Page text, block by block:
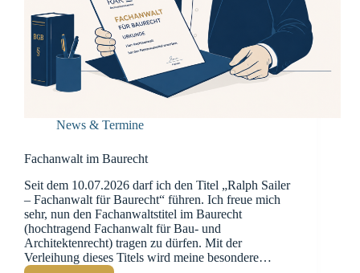
News & Termine
Fachanwalt im Baurecht
Seit dem 10.07.2026 darf ich den Titel „Ralph Sailer
– Fachanwalt für Baurecht“ führen. Ich freue mich
sehr, nun den Fachanwaltstitel im Baurecht
(hochtragend Fachanwalt für Bau- und
Architektenrecht) tragen zu dürfen. Mit der
Verleihung dieses Titels wird meine besondere…